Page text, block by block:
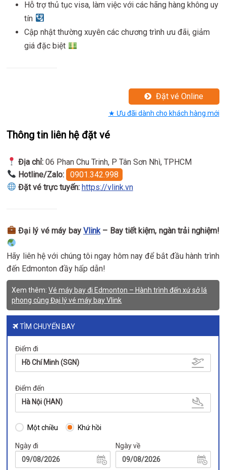
Hỗ trợ thủ tục visa, làm việc với các hãng hàng không uy
tín
Cập nhật thường xuyên các chương trình ưu đãi, giảm
giá đặc biệt
Đặt vé Online
★ Ưu đãi dành cho khách hàng mới
Thông tin liên hệ đặt vé
Địa chỉ:06 Phan Chu Trinh, P Tân Sơn Nhì, TPHCM
Hotline/Zalo:
0901.342.998
Đặt vé trực tuyến: https://vlink.vn
Đại lý vé máy bay Vlink– Bay tiết kiệm, ngàn trải nghiệm!
Hãy liên hệ với chúng tôi ngay hôm nay để bắt đầu hành trình
đến Edmonton đầy hấp dẫn!
Xem thêm:Vé máy bay đi Edmonton – Hành trình đến xứ sở lá
phong cùng Đại lý vé máy bay Vlink
TÌM CHUYẾN BAY
Điểm đi
Hồ Chí Minh (SGN)
Điểm đến
Hà Nội (HAN)
Một chiều Khứ hồi
Ngày đi Ngày về